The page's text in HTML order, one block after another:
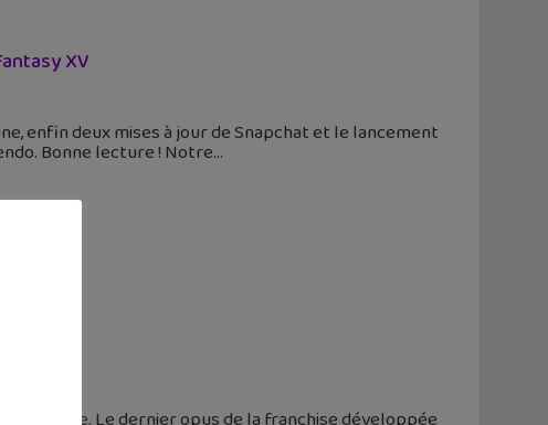
XV
enfin deux mises à jour de Snapchat et le lancement
Bonne lecture ! Notre
!